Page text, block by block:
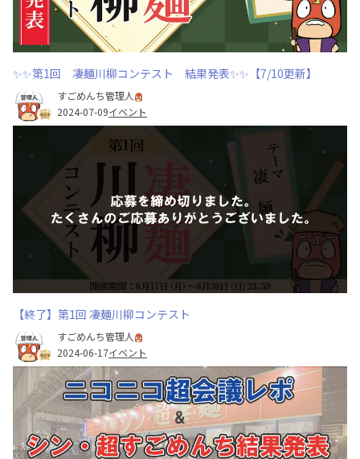
✨✨第1回 凄麺川柳コンテスト 結果発表✨✨【7/10更新】
すごめんち管理人
2024-07-09イベント
【終了】第1回 凄麺川柳コンテスト
すごめんち管理人
2024-06-17イベント